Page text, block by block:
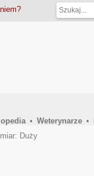
• Weterynarze •
Duży